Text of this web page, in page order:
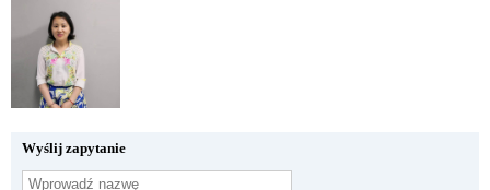
Wyślij zapytanie